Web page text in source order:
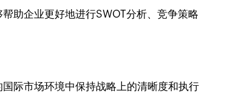
助企业更好地进行SWOT分析、竞争策略
国际市场环境中保持战略上的清晰度和执行